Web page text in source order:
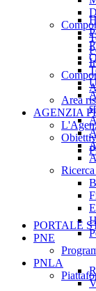
Area
AGENZIA
PORTALE
PNE
PNLA